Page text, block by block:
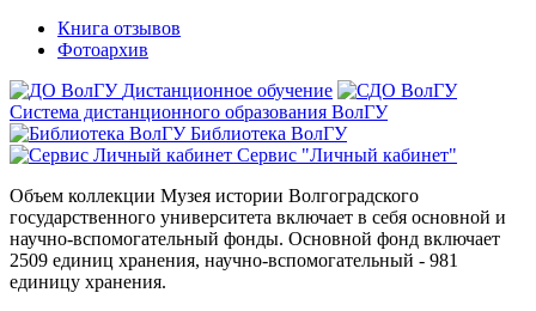
Книга отзывов
Фотоархив
Дистанционное обучение
Система дистанционного образования ВолГУ
Библиотека ВолГУ
Сервис "Личный кабинет"
Объем коллекции Музея истории Волгоградского
государственного университета включает в себя основной и
научно-вспомогательный фонды. Основной фонд включает
2509 единиц хранения, научно-вспомогательный - 981
единицу хранения.